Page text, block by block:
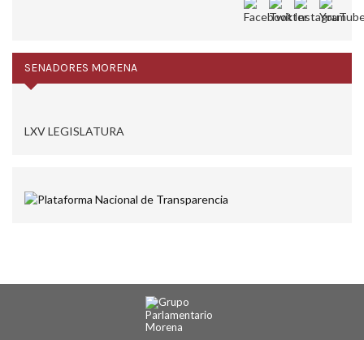
SENADORES MORENA
LXV LEGISLATURA